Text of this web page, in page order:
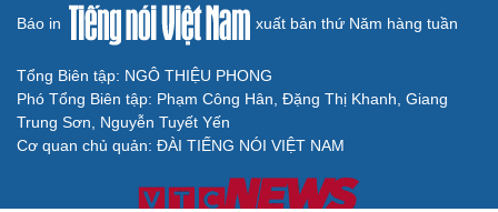
Báo in xuất bản thứ Năm hàng tuần
Tổng Biên tập: NGÔ THIỆU PHONG
Phó Tổng Biên tập: Phạm Công Hân, Đặng Thị Khanh, Giang
Trung Sơn, Nguyễn Tuyết Yến
Cơ quan chủ quản: ĐÀI TIẾNG NÓI VIỆT NAM